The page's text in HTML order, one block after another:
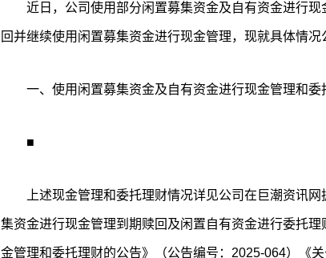
近日，公司使用部分闲置募集资金及自有资金进行
回并继续使用闲置募集资金进行现金管理，现就具体情况
一、使用闲置募集资金及自有资金进行现金管理和
■
上述现金管理和委托理财情况详见公司在巨潮资讯
集资金进行现金管理到期赎回及闲置自有资金进行委托
金管理和委托理财的公告》（公告编号：2025-064）《